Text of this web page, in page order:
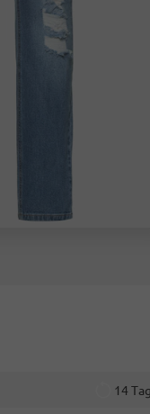
14